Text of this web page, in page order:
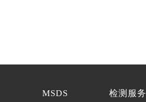
MSDS 检测服务